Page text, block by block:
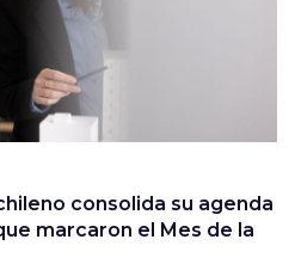
consolida su agenda
marcaron el Mes de la